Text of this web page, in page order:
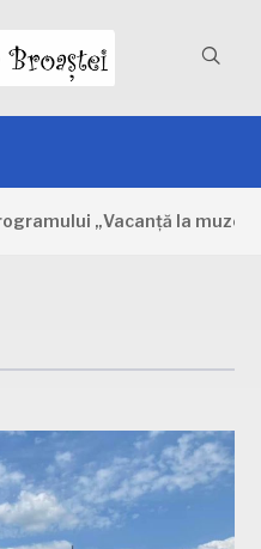
„Vacanță la muzeu”